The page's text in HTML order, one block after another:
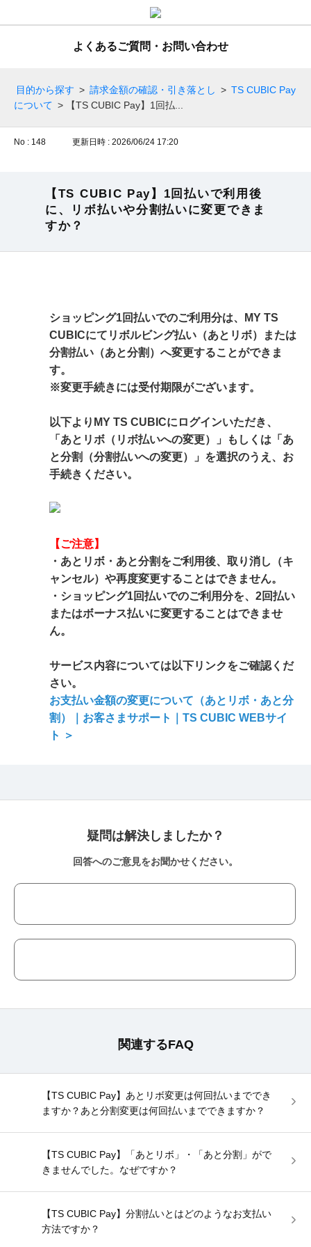
よくあるご質問・お問い合わせ
目的から探す > 請求金額の確認・引き落とし > TS CUBIC Pay
について > 【TS CUBIC Pay】1回払...
No : 148 更新日時 : 2026/06/24 17:20
【TS CUBIC Pay】1回払いで利用後
に、リボ払いや分割払いに変更できま
すか？
ショッピング1回払いでのご利用分は、MY TS
CUBICにてリボルビング払い（あとリボ）または
分割払い（あと分割）へ変更することができま
す。
※変更手続きには受付期限がございます。
以下よりMY TS CUBICにログインいただき、
「あとリボ（リボ払いへの変更）」もしくは「あ
と分割（分割払いへの変更）」を選択のうえ、お
手続きください。
【ご注意】
・あとリボ・あと分割をご利用後、取り消し（キ
ャンセル）や再度変更することはできません。
・ショッピング1回払いでのご利用分を、2回払い
またはボーナス払いに変更することはできませ
ん。
サービス内容については以下リンクをご確認くだ
さい。
お支払い金額の変更について（あとリボ・あと分
割）｜お客さまサポート｜TS CUBIC WEBサイ
ト ＞
疑問は解決しましたか？
回答へのご意見をお聞かせください。
関連するFAQ
【TS CUBIC Pay】あとリボ変更は何回払いまででき
ますか？あと分割変更は何回払いまでできますか？
【TS CUBIC Pay】「あとリボ」・「あと分割」がで
きませんでした。なぜですか？
【TS CUBIC Pay】分割払いとはどのようなお支払い
方法ですか？